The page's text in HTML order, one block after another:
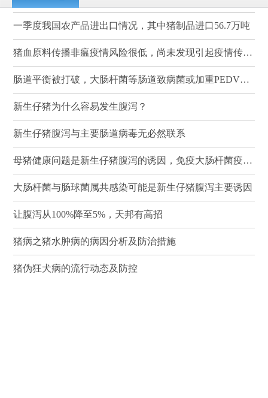
一季度我国农产品进出口情况，其中猪制品进口56.7万吨
猪血原料传播非瘟疫情风险很低，尚未发现引起疫情传播的案例
肠道平衡被打破，大肠杆菌等肠道致病菌或加重PEDV感染
新生仔猪为什么容易发生腹泻？
新生仔猪腹泻与主要肠道病毒无必然联系
母猪健康问题是新生仔猪腹泻的诱因，免疫大肠杆菌疫苗可有效降低其发病率和死亡率
大肠杆菌与肠球菌属共感染可能是新生仔猪腹泻主要诱因
让腹泻从100%降至5%，天邦有高招
猪病之猪水肿病的病因分析及防治措施
猪伪狂犬病的流行动态及防控